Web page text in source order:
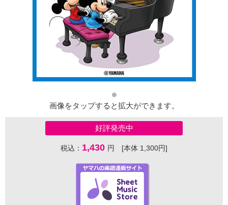
画像をタップすると拡大ができます。
好評発売中
税込： 1,430 円 [本体 1,300円]